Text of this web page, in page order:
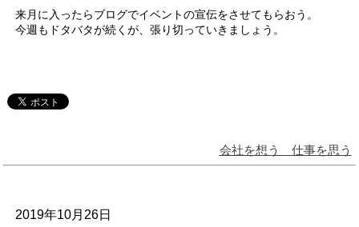
来月に入ったらブログでイベントの宣伝をさせてもらおう。
今週もドタバタが続くが、張り切っていきましょう。
会社を想う 仕事を思う
2019年10月26日